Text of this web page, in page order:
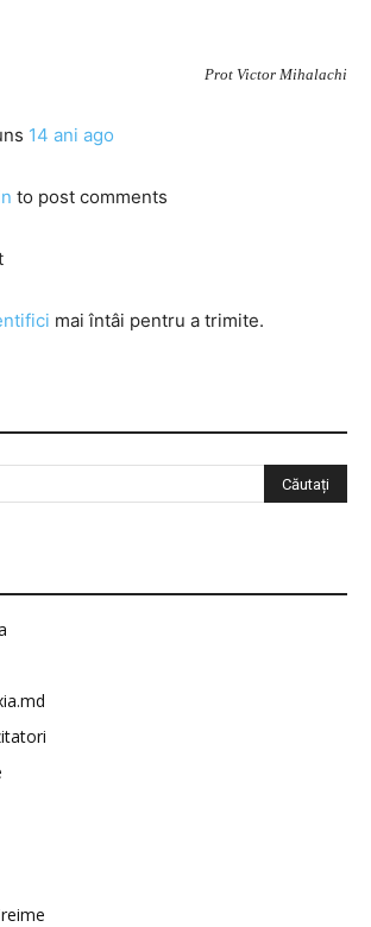
Prot Victor Mihalachi
14 ani ago
to post comments
mai întâi pentru a trimite.